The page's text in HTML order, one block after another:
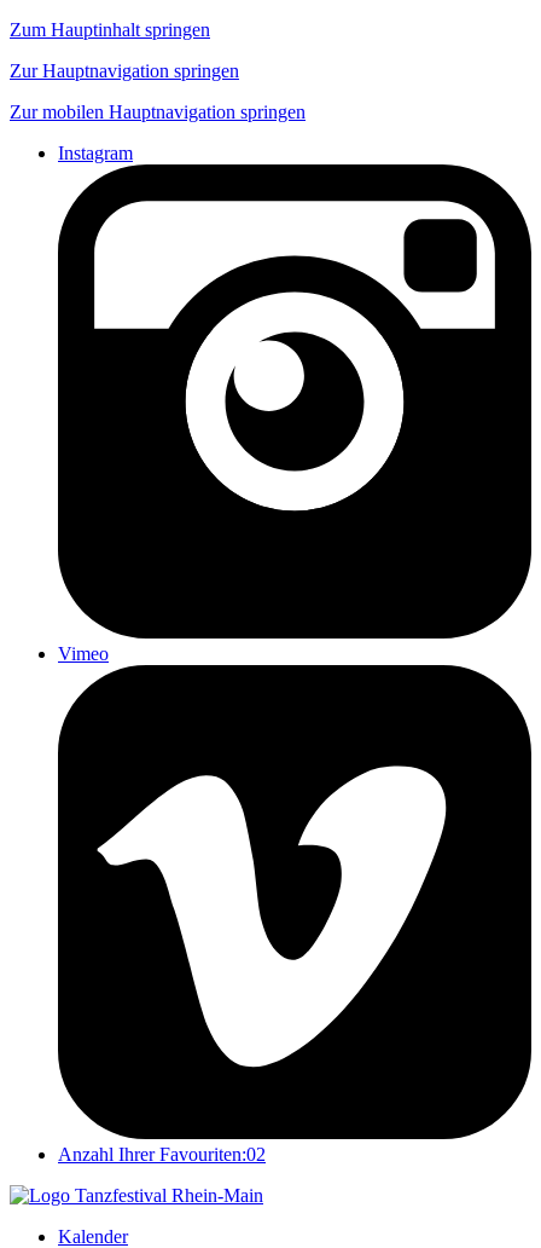
Zum Hauptinhalt springen
Zur Hauptnavigation springen
Zur mobilen Hauptnavigation springen
Instagram
Vimeo
Anzahl Ihrer Favouriten:02
Kalender